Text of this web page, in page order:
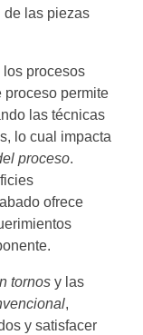
de las piezas
los procesos
proceso permite
las técnicas
lo cual impacta
proceso.
ofrece
tornos y las
,
y satisfacer